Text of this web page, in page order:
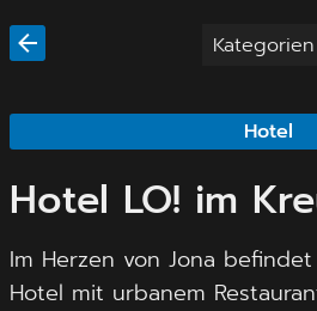
Hotel
Hotel LO! im
Im Herzen von Jona
Hotel mit urbanem